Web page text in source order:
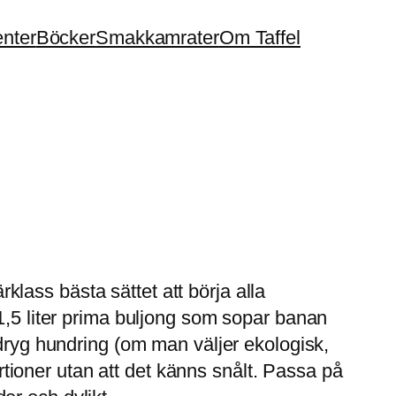
BöckerSmakkamraterOm Taffel
bästa sättet att börja alla
liter prima buljong som sopar banan
hundring (om man väljer ekologisk,
utan att det känns snålt. Passa på